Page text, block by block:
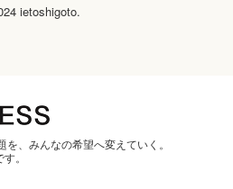
ietoshigoto.
を、みんなの希望へ変えていく。
。